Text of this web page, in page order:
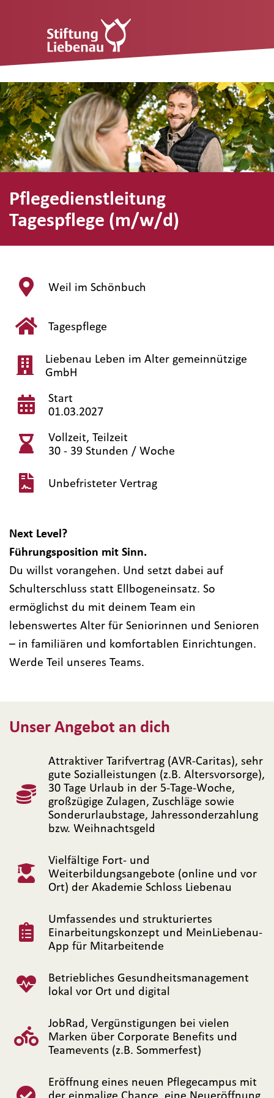
Pflegedienstleitung
Tagespflege (m/w/d)
Weil im Schönbuch
Tagespflege
Liebenau Leben im Alter gemeinnützige
GmbH
Start
01.03.2027
Vollzeit, Teilzeit
30 - 39 Stunden / Woche
Unbefristeter Vertrag
Next Level?
Führungsposition mit Sinn.
Du willst vorangehen. Und setzt dabei auf
Schulterschluss statt Ellbogeneinsatz. So
ermöglichst du mit deinem Team ein
lebenswertes Alter für Seniorinnen und Senioren
– in familiären und komfortablen Einrichtungen.
Werde Teil unseres Teams.
Unser Angebot an dich
Attraktiver Tarifvertrag (AVR-Caritas), sehr
gute Sozialleistungen (z.B. Altersvorsorge),
30 Tage Urlaub in der 5-Tage-Woche,
großzügige Zulagen, Zuschläge sowie
Sonderurlaubstage, Jahressonderzahlung
bzw. Weihnachtsgeld
Vielfältige Fort- und
Weiterbildungsangebote (online und vor
Ort) der Akademie Schloss Liebenau
Umfassendes und strukturiertes
Einarbeitungskonzept und MeinLiebenau-
App für Mitarbeitende
Betriebliches Gesundheitsmanagement
lokal vor Ort und digital
JobRad, Vergünstigungen bei vielen
Marken über Corporate Benefits und
Teamevents (z.B. Sommerfest)
Eröffnung eines neuen Pflegecampus mit
der einmalige Chance, eine Neueröffnung